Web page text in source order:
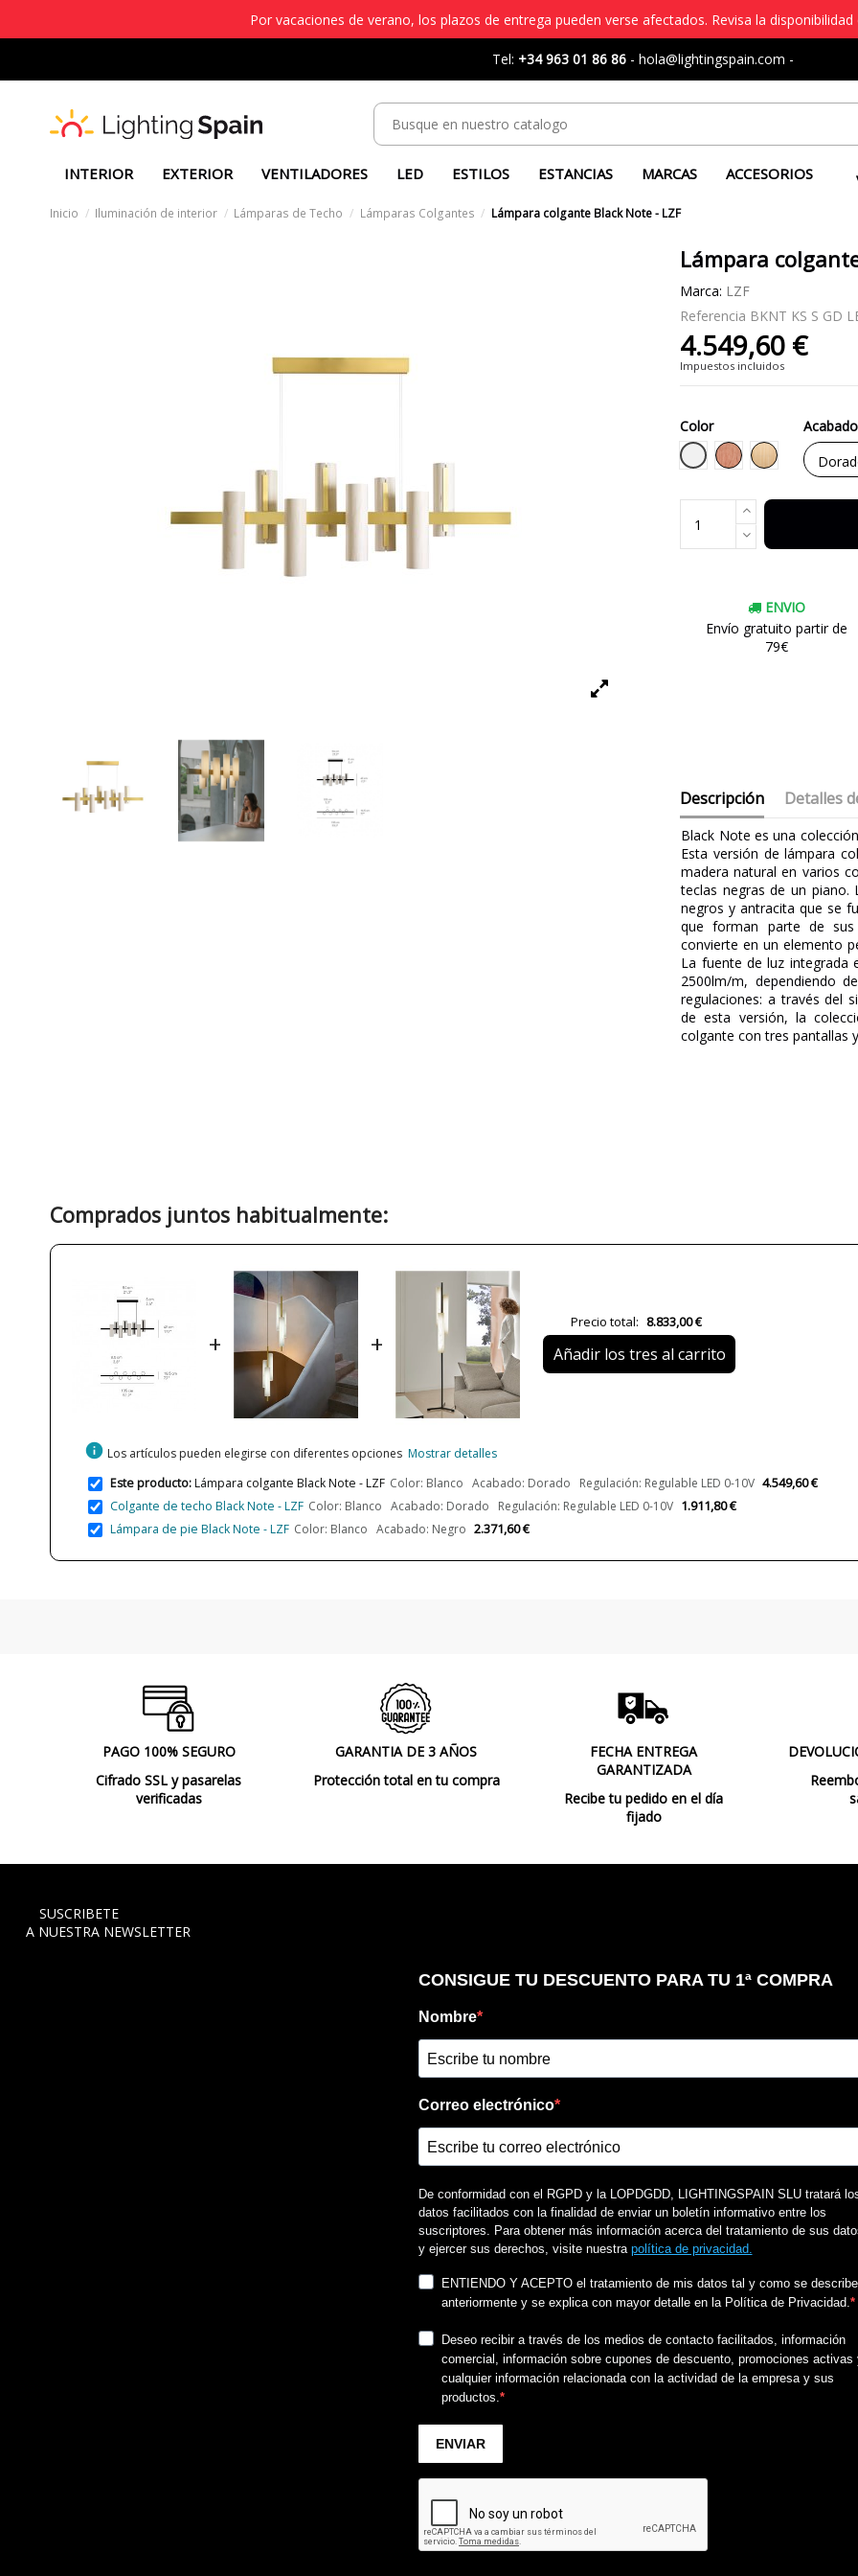
Por vacaciones de verano, los plazos de entrega pueden verse afectados. Revisa la
Tel: +34 963 01 86 86 - hola@lightingspain.com -
INTERIOR EXTERIOR VENTILADORES LED ESTILOS ESTANCIAS MARCAS ACCESORIOS
Inicio Iluminación de interior Lámparas de Techo Lámparas Colgantes Lámpara colgante Black Note - LZF
Lámpara
Marca: LZF
Referencia BKNT KS S GD
4.549,60 €
Impuestos incluidos
Color
BlancoCerezo Natural
Haya Natural
Acabado
ENVIO
Envío gratuito partir de
79€
Descripción Detalles
Black Note es una
Esta versión de lámpara
madera natural en varios
teclas negras de un
negros y antracita que se
que forman parte de
convierte en un elemento
La fuente de luz integrada
2500lm/m, dependiendo
regulaciones: a través del
de esta versión, la
colgante con tres pantallas
Clase
Uso
Estado Nuevo
Comprados juntos habitualmente:
+ +
Precio total: 8.833,00 €
Añadir los tres al carrito
info Los artículos pueden elegirse con diferentes opciones Mostrar detalles
Este producto:Lámpara colgante Black Note - LZF Color: Blanco Acabado: Dorado Regulación: Regulable LED 0-10V 4.549,60 €
Colgante de techo Black Note - LZF Color: Blanco Acabado: Dorado Regulación: Regulable LED 0-10V 1.911,80 €
Lámpara de pie Black Note - LZF Color: Blanco Acabado: Negro 2.371,60 €
PAGO 100% SEGURO
Cifrado SSL y pasarelas
verificadas
GARANTIA DE 3 AÑOS
Protección total en tu compra
FECHA ENTREGA
GARANTIZADA
Recibe tu pedido en el día
fijado
SUSCRIBETE
A NUESTRA NEWSLETTER